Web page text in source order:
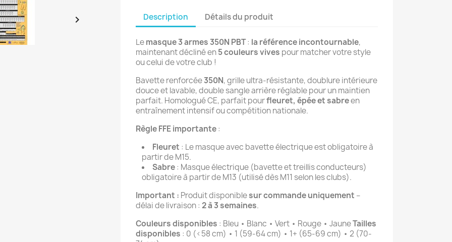
 Description Détails du produit
Le masque 3 armes 350N PBT : la référence incontournable,
maintenant décliné en 5 couleurs vives pour matcher votre style
ou celui de votre club !
Bavette renforcée 350N, grille ultra-résistante, doublure intérieure
douce et lavable, double sangle arrière réglable pour un maintien
parfait. Homologué CE, parfait pour fleuret, épée et sabre en
entraînement intensif ou compétition nationale.
Règle FFE importante :
Fleuret : Le masque avec bavette électrique est obligatoire à
partir de M15.
Sabre: Masque électrique (bavette et treillis conducteurs)
obligatoire à partir de M13 (utilisé dès M11 selon les clubs).
Important : Produit disponible sur commande uniquement –
délai de livraison : 2 à 3 semaines.
Couleurs disponibles : Bleu • Blanc • Vert • Rouge • Jaune Tailles
disponibles : 0 (<58 cm) • 1 (59-64 cm) • 1+ (65-69 cm) • 2 (70-